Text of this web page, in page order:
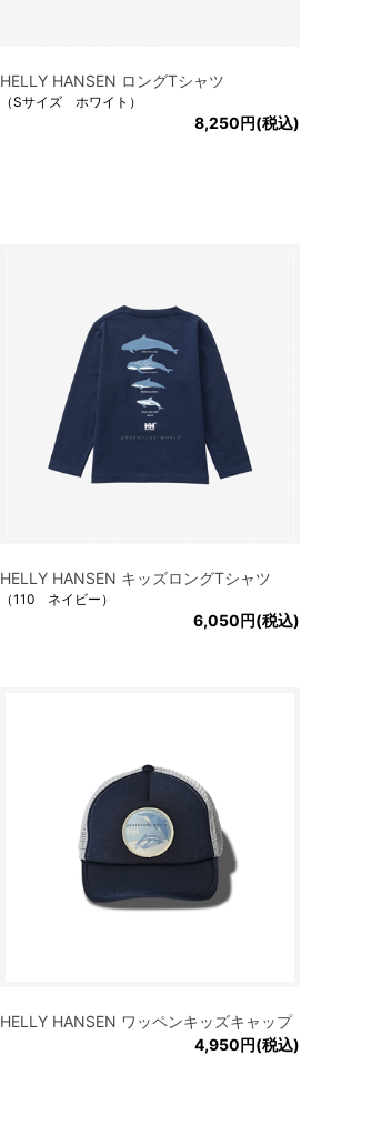
HELLY HANSEN ロングTシャツ
（Sサイズ ホワイト）
8,250円(税込)
HELLY HANSEN キッズロングTシャツ
（110 ネイビー）
6,050円(税込)
HELLY HANSEN ワッペンキッズキャップ
4,950円(税込)